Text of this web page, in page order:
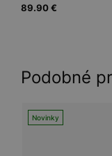
89.90 €
Podobné
Novinky